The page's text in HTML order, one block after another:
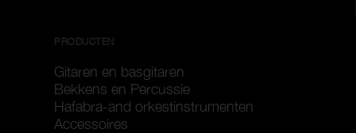
PRODUCTEN
Gitaren en basgitaren
Bekkens en Percussie
Hafabra-and orkestinstrumenten
Accessoires